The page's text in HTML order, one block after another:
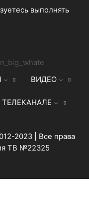
выполнять
ВИДЕО
ТЕЛЕКАНАЛЕ
2023 | Все права
ТВ №22325